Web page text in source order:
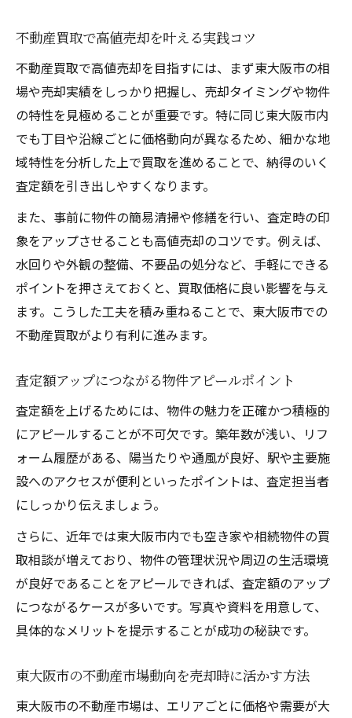
不動産買取で高値売却を叶える実践コツ
不動産買取で高値売却を目指すには、まず東大阪市の相
場や売却実績をしっかり把握し、売却タイミングや物件
の特性を見極めることが重要です。特に同じ東大阪市内
でも丁目や沿線ごとに価格動向が異なるため、細かな地
域特性を分析した上で買取を進めることで、納得のいく
査定額を引き出しやすくなります。
また、事前に物件の簡易清掃や修繕を行い、査定時の印
象をアップさせることも高値売却のコツです。例えば、
水回りや外観の整備、不要品の処分など、手軽にできる
ポイントを押さえておくと、買取価格に良い影響を与え
ます。こうした工夫を積み重ねることで、東大阪市での
不動産買取がより有利に進みます。
査定額アップにつながる物件アピールポイント
査定額を上げるためには、物件の魅力を正確かつ積極的
にアピールすることが不可欠です。築年数が浅い、リフ
ォーム履歴がある、陽当たりや通風が良好、駅や主要施
設へのアクセスが便利といったポイントは、査定担当者
にしっかり伝えましょう。
さらに、近年では東大阪市内でも空き家や相続物件の買
取相談が増えており、物件の管理状況や周辺の生活環境
が良好であることをアピールできれば、査定額のアップ
につながるケースが多いです。写真や資料を用意して、
具体的なメリットを提示することが成功の秘訣です。
東大阪市の不動産市場動向を売却時に活かす方法
東大阪市の不動産市場は、エリアごとに価格や需要が大